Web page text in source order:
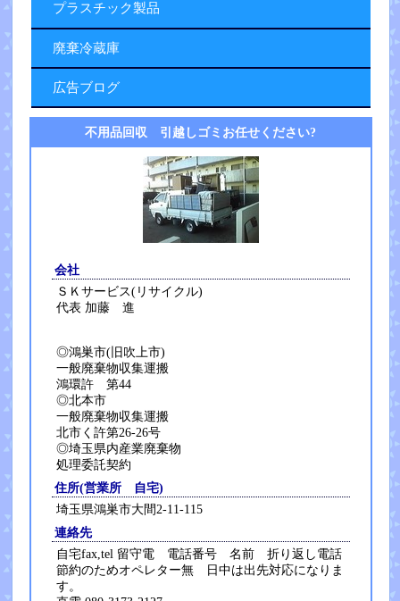
プラスチック製品
廃棄冷蔵庫
広告ブログ
不用品回収 引越しゴミお任せください?
会社
ＳＫサービス(リサイクル)
代表 加藤 進
◎鴻巣市(旧吹上市)
一般廃棄物収集運搬
鴻環許 第44
◎北本市
一般廃棄物収集運搬
北市く許第26-26号
◎埼玉県内産業廃棄物
処理委託契約
住所(営業所 自宅)
埼玉県鴻巣市大間2-11-115
連絡先
自宅fax,tel 留守電 電話番号 名前 折り返し電話
節約のためオペレター無 日中は出先対応になりま
す。